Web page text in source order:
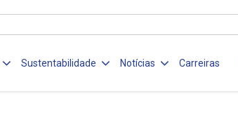
Sustentabilidade Notícias Carreiras